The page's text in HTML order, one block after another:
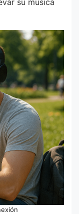
su música